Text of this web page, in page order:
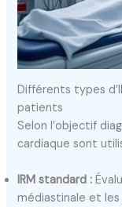
Différents types
patients
Selon l’objectif
cardiaque sont
IRM standard :
médiastinale et les